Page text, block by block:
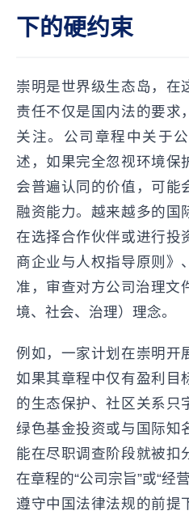
下的硬约束
崇明是世界级生态岛，在
责任不仅是国内法的要求
关注。公司章程中关于
述，如果完全忽视环境保
会普遍认同的价值，可能
融资能力。越来越多的国
在选择合作伙伴或进行投
商企业与人权指导原则》
准，审查对方公司治理文
境、社会、治理）理念。
例如，一家计划在崇明开
如果其章程中仅有盈利目
的生态保护、社区关系只
绿色基金投资或与国际知
能在尽职调查阶段就被扣
在章程的“公司宗旨”或“经
遵守中国法律法规的前提